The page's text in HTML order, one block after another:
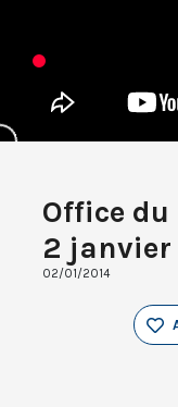
Office
2 janvier
02/01/2014